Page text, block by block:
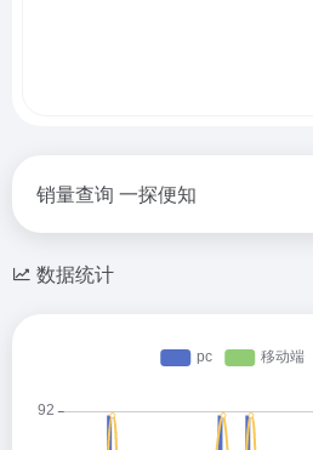
销量查询 一探便知
数据统计